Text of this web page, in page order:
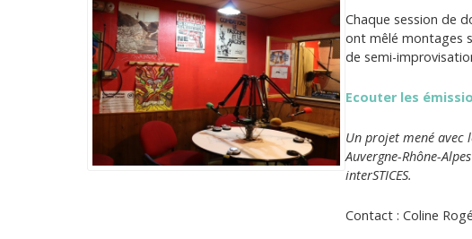
Chaque session de
ont mêlé montages
de semi-
Ecouter les
Un projet mené avec
Auvergne-Rhône-
interSTICES.
Contact : Coline